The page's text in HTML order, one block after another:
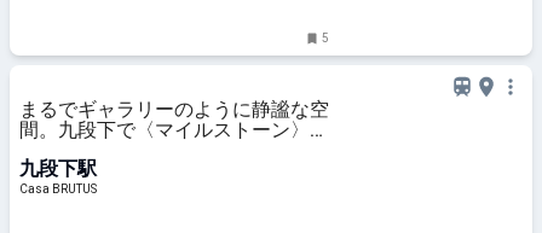
5
まるでギャラリーのように静謐な空
間。九段下で〈マイルストーン〉が
九段下駅
Casa BRUTUS